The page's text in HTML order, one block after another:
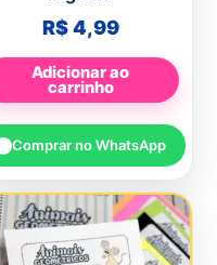
R$4,99
Adicionar ao
carrinho
Comprar no WhatsApp